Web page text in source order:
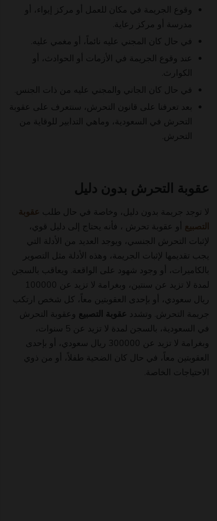
وقوع الجريمة في مكان للعمل أو مركز إيواء، أو
مدرسة أو مركز رعاية.
في حال كان المجني عليه نائماً، أو مغمي عليه.
عند وقوع الجريمة في الأزمات أو الحوادث، أو
الكوارث.
في حال كان الجاني والمجني عليه من ذات الجنس.
بعد تعرفنا على قانون التحرش، سنتعرف على عقوبة
التحرش في السعودية، وماهي التدابير للوقاية من
التحرش.
عقوبة التحرش بدون دليل
لا توجد جريمة بدون دليل، وخاصة في حال طلب عقوبة
التصبيع أو عقوبة تحرش ، فأنه يحتاج إلى دليل قوي،
لإثبات التحرش الجنسي، ويوجد العديد من الأدلة التي
يجب تقديمها لإثبات الجريمة، وهذه الأدلة مثل التصوير
بالكاميرات، أو وجود شهود على الواقعة. ويعاقب بالسجن
لمدة لا تزيد عن سنتين، وبغرامة لا تزيد عن 100000
ريال سعودي، أو بإحدى العقوبتين معاً، كل شخص ارتكب
جريمة التحرش. وتشدد عقوبة التصبيع وعقوبة التحرش
في السعودية، بالسجن لمدة لا تزيد عن 5 سنوات،
وبغرامة لا تزيد عن 300000 ريال سعودي، أو بإحدى
العقوبتين معاً، في حال كان الضحية طفلاً، أو من ذوي
الاحتياجات الخاصة.